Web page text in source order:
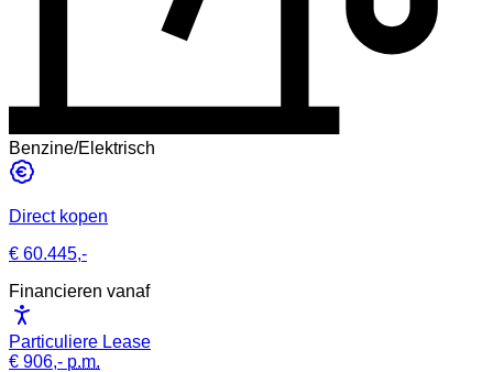
Benzine/Elektrisch
Direct kopen
€ 60.445,-
Financieren vanaf
Particuliere Lease
€ 906,- p.m.